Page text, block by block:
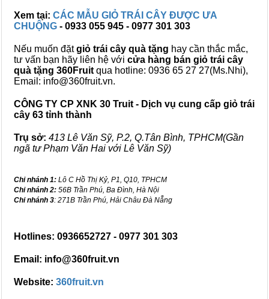
Xem tại: CÁC MẪU GIỎ TRÁI CÂY ĐƯỢC ƯA
CHUỘNG - 0933 055 945 - 0977 301 303
Nếu muốn đặtgiỏ trái cây quà tặng hay cần thắc mắc,
tư vấn bạn hãy liên hệ với cửa hàng bán giỏ trái cây
quà tặng 360Fruit qua hotline: 0936 65 27 27(Ms.Nhi),
Email: info@360fruit.vn.
CÔNG TY CP XNK 30 Truit - Dịch vụ cung cấp giỏ trái
cây 63 tỉnh thành
Trụ sở: 413 Lê Văn Sỹ, P.2, Q.Tân Bình, TPHCM(Gần
ngã tư Phạm Văn Hai với Lê Văn Sỹ)
Chi nhánh 1: Lô C Hồ Thị Kỷ, P1, Q10, TPHCM
Chi nhánh 2: 56B Trần Phú, Ba Đình, Hà Nội
Chi nhánh 3: 271B Trần Phú, Hải Châu Đà Nẵng
Hotlines: 0936652727 - 0977 301 303
Email: info@360fruit.vn
Website: 360fruit.vn